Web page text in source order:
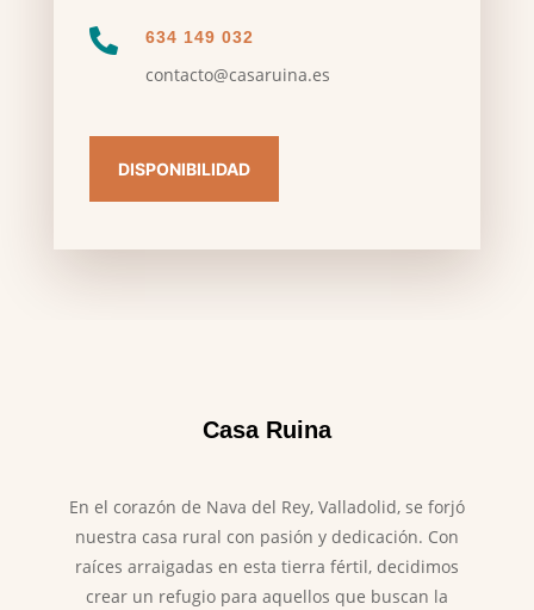
 634 149 032
contacto@casaruina.es
DISPONIBILIDAD
Casa Ruina
En el corazón de Nava del Rey, Valladolid, se forjó
nuestra casa rural con pasión y dedicación. Con
raíces arraigadas en esta tierra fértil, decidimos
crear un refugio para aquellos que buscan la